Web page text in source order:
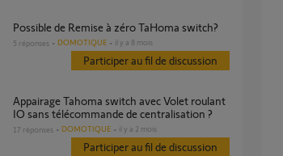
Possible de Remise à zéro TaHoma switch?
5 réponses DOMOTIQUE il y a 8 mois
Participer au fil de discussion
Appairage Tahoma switch avec Volet roulant
IO sans télécommande de centralisation ?
17 réponses DOMOTIQUE il y a 2 mois
Participer au fil de discussion